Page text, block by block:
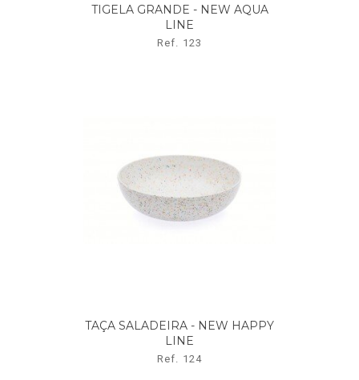
TIGELA GRANDE - NEW AQUA
LINE
Ref. 123
TAÇA SALADEIRA - NEW HAPPY
LINE
Ref. 124